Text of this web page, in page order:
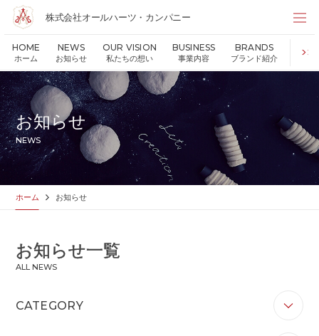
株式会社オールハーツ・カンパニー
HOME
ホーム
NEWS
お知らせ
OUR VISION
私たちの想い
BUSINESS
事業内容
BRANDS
ブランド紹介
株式会社オールハーツ・カンパニー
店舗検索
HOME ホーム
NEWS お知らせ
OUR VISION 私たちの想い
MESSAGE 代表メッセージ
VALUES 企業理念
BUSINESS
SHOP
ABOUT US
お知らせ
NEWS
ホーム お知らせ
お知らせ一覧
ALL NEWS
CATEGORY